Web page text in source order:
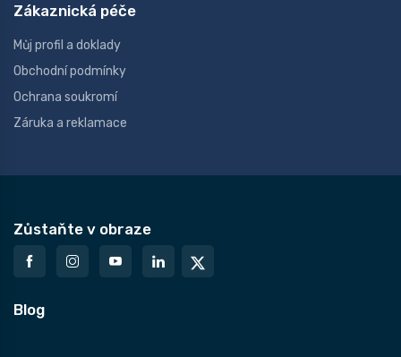
Zákaznická péče
Můj profil a doklady
Obchodní podmínky
Ochrana soukromí
Záruka a reklamace
Zůstaňte v obraze
Blog